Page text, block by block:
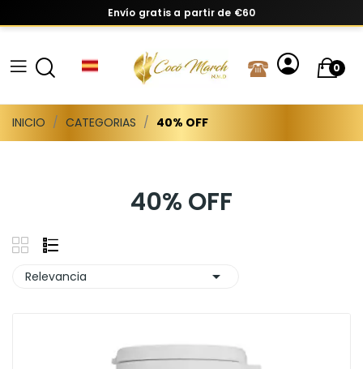
Envío gratis a partir de €60
0
INICIO CATEGORIAS 40% OFF
40% OFF
Relevancia 